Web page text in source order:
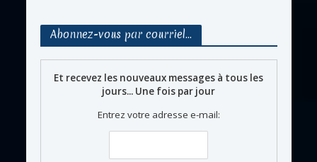
Abonnez-vous par courriel…
Et recevez les nouveaux messages à tous les
jours... Une fois par jour
Entrez votre adresse e-mail: